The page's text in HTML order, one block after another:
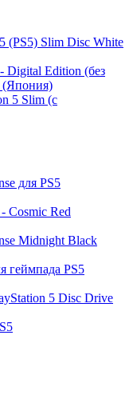
(PS5) Slim Disc White
Digital Edition (без
(Япония)
5 Slim (с
для PS5
Cosmic Red
Midnight Black
геймпада PS5
5 Disc Drive